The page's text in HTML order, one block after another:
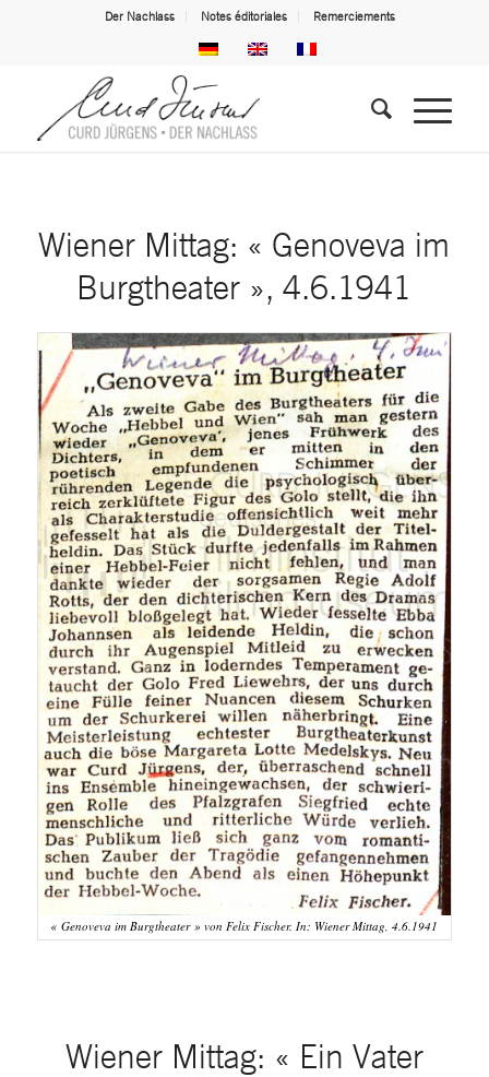
Der Nachlass Notes éditoriales Remerciements
Wiener Mittag: « Genoveva im
Burgtheater », 4.6.1941
« Genoveva im Burgtheater » von Felix Fischer. In: Wiener Mittag, 4.6.1941
Wiener Mittag: « Ein Vater